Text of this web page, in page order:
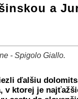
a
- Spigolo Giallo.
ďalšiu
v ktorej je